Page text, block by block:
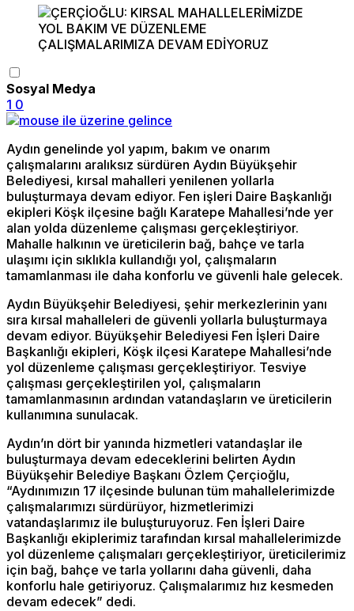
Sosyal Medya
1 0
Aydın genelinde yol yapım, bakım ve onarım
çalışmalarını aralıksız sürdüren Aydın Büyükşehir
Belediyesi, kırsal mahalleri yenilenen yollarla
buluşturmaya devam ediyor. Fen işleri Daire Başkanlığı
ekipleri Köşk ilçesine bağlı Karatepe Mahallesi’nde yer
alan yolda düzenleme çalışması gerçekleştiriyor.
Mahalle halkının ve üreticilerin bağ, bahçe ve tarla
ulaşımı için sıklıkla kullandığı yol, çalışmaların
tamamlanması ile daha konforlu ve güvenli hale gelecek.
Aydın Büyükşehir Belediyesi, şehir merkezlerinin yanı
sıra kırsal mahalleleri de güvenli yollarla buluşturmaya
devam ediyor. Büyükşehir Belediyesi Fen İşleri Daire
Başkanlığı ekipleri, Köşk ilçesi Karatepe Mahallesi’nde
yol düzenleme çalışması gerçekleştiriyor. Tesviye
çalışması gerçekleştirilen yol, çalışmaların
tamamlanmasının ardından vatandaşların ve üreticilerin
kullanımına sunulacak.
Aydın’ın dört bir yanında hizmetleri vatandaşlar ile
buluşturmaya devam edeceklerini belirten Aydın
Büyükşehir Belediye Başkanı Özlem Çerçioğlu,
“Aydınımızın 17 ilçesinde bulunan tüm mahallelerimizde
çalışmalarımızı sürdürüyor, hizmetlerimizi
vatandaşlarımız ile buluşturuyoruz. Fen İşleri Daire
Başkanlığı ekiplerimiz tarafından kırsal mahallelerimizde
yol düzenleme çalışmaları gerçekleştiriyor, üreticilerimiz
için bağ, bahçe ve tarla yollarını daha güvenli, daha
konforlu hale getiriyoruz. Çalışmalarımız hız kesmeden
devam edecek” dedi.